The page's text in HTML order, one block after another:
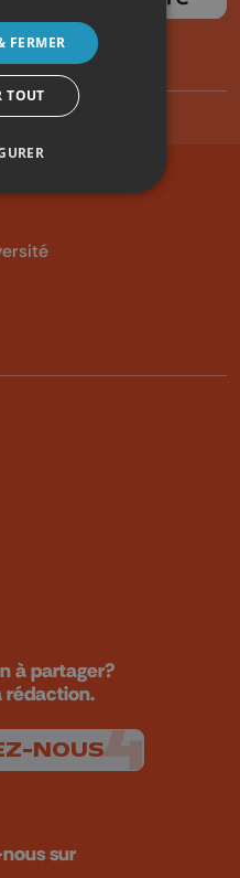
à partager?
rédaction.
NOUS
sur
FERMER
TOUT